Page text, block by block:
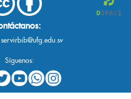
servirbib@ufg.edu.sv
Síguenos: